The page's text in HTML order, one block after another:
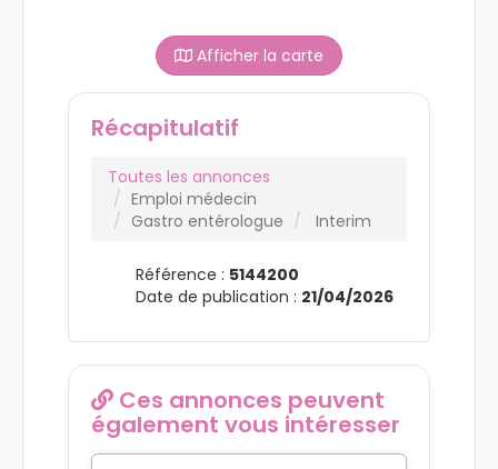
Afficher la carte
Récapitulatif
Toutes les annonces
Emploi médecin
Gastro entérologue
Interim
Référence : 5144200
Date de publication : 21/04/2026
Ces annonces peuvent
également vous intéresser